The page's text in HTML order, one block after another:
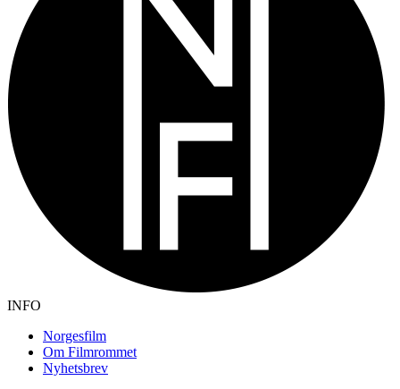
INFO
Norgesfilm
Om Filmrommet
Nyhetsbrev